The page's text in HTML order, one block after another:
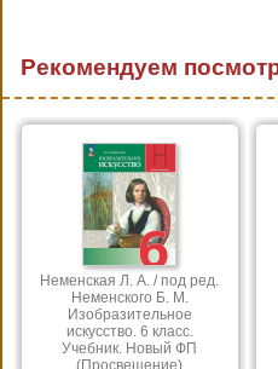
Рекомендуем
Неменская Л. А. / под ред.
Неменского Б. М.
Изобразительное
искусство. 6 класс.
Учебник. Новый ФП
(Просвещение)